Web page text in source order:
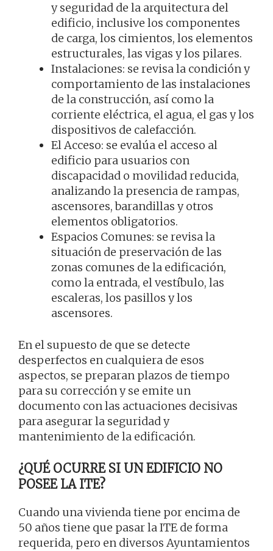
y seguridad de la arquitectura del
edificio, inclusive los componentes
de carga, los cimientos, los elementos
estructurales, las vigas y los pilares.
Instalaciones: se revisa la condición y
comportamiento de las instalaciones
de la construcción, así como la
corriente eléctrica, el agua, el gas y los
dispositivos de calefacción.
El Acceso: se evalúa el acceso al
edificio para usuarios con
discapacidad o movilidad reducida,
analizando la presencia de rampas,
ascensores, barandillas y otros
elementos obligatorios.
Espacios Comunes: se revisa la
situación de preservación de las
zonas comunes de la edificación,
como la entrada, el vestíbulo, las
escaleras, los pasillos y los
ascensores.
En el supuesto de que se detecte
desperfectos en cualquiera de esos
aspectos, se preparan plazos de tiempo
para su corrección y se emite un
documento con las actuaciones decisivas
para asegurar la seguridad y
mantenimiento de la edificación.
¿QUÉ OCURRE SI UN EDIFICIO NO
POSEE LA ITE?
Cuando una vivienda tiene por encima de
50 años tiene que pasar la ITE de forma
requerida, pero en diversos Ayuntamientos